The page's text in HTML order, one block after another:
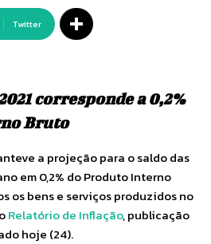
Twitter
corresponde a 0,2%
Bruto
a projeção para o saldo das
em 0,2% do Produto Interno
os bens e serviços produzidos no
Relatório de Inflação, publicação
hoje (24).